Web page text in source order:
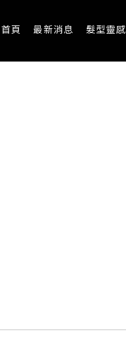
首頁 最新消息 髮型靈感